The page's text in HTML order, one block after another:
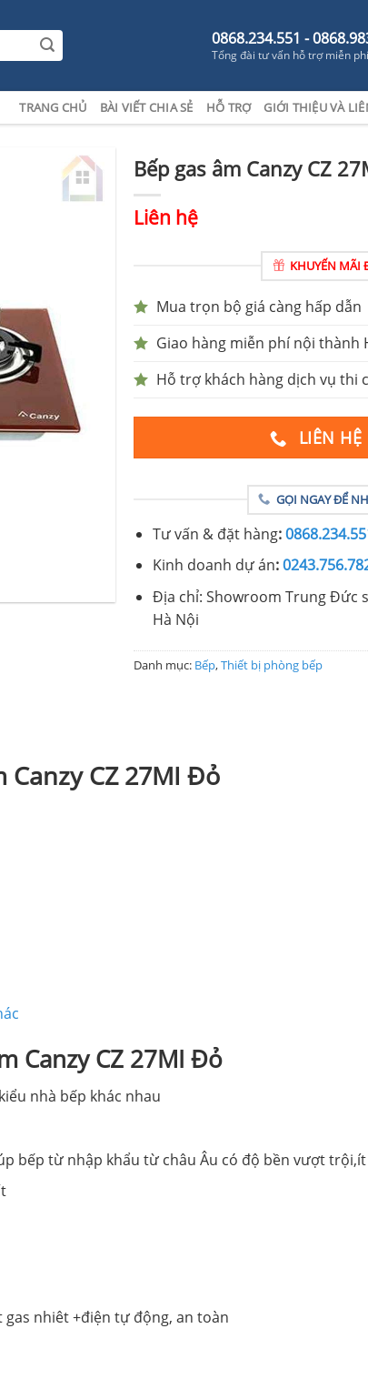
0868.234.551 -
Tổng đài tư vấn hỗ trợ miễn phí
TRANG CHỦ BÀI VIẾT CHIA SẺ HỖ TRỢ GIỚI THIỆU VÀ
Bếp gas âm Canzy CZ
Liên hệ
KHUYẾN MÃI
Mua trọn bộ giá càng hấp dẫn
Giao hàng miễn phí nội thành
Hỗ trợ khách hàng dịch vụ thi
LIÊN HỆ
GỌI NGAY ĐỂ
Tư vấn & đặt hàng:
Kinh doanh dự án:
Địa chỉ: Showroom Trung Đức
Hà Nội
Danh mục: Bếp,Thiết bị phòng bếp
CZ 27MI Đỏ
Canzy CZ 27MI Đỏ
nhà bếp khác nhau
bếp từ nhập khẩu từ châu Âu có độ bền vượt
gas nhiêt +điện tự động, an toàn